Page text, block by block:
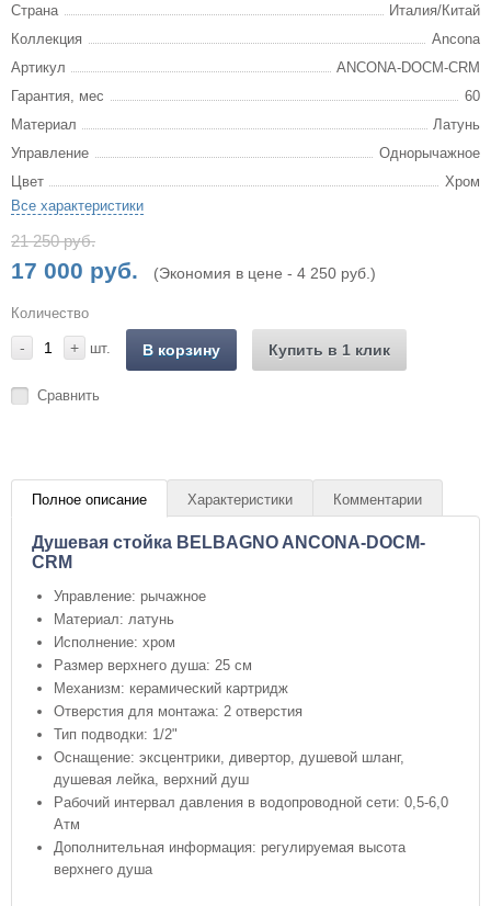
Страна
Италия/Китай
Коллекция
Ancona
Артикул
ANCONA-DOCM-CRM
Гарантия, мес
60
Материал
Латунь
Управление
Однорычажное
Цвет
Хром
Все характеристики
21 250 руб.
17 000 руб. (Экономия в цене - 4 250 руб.)
Количество
- + шт. В корзину Купить в 1 клик
Сравнить
Полное описание Характеристики Комментарии
Душевая стойка BELBAGNO ANCONA-DOCM-
CRM
Управление: рычажное
Материал: латунь
Исполнение: хром
Размер верхнего душа: 25 см
Механизм: керамический картридж
Отверстия для монтажа: 2 отверстия
Тип подводки: 1/2"
Оснащение: эксцентрики, дивертор, душевой шланг,
душевая лейка, верхний душ
Рабочий интервал давления в водопроводной сети: 0,5-6,0
Атм
Дополнительная информация: регулируемая высота
верхнего душа